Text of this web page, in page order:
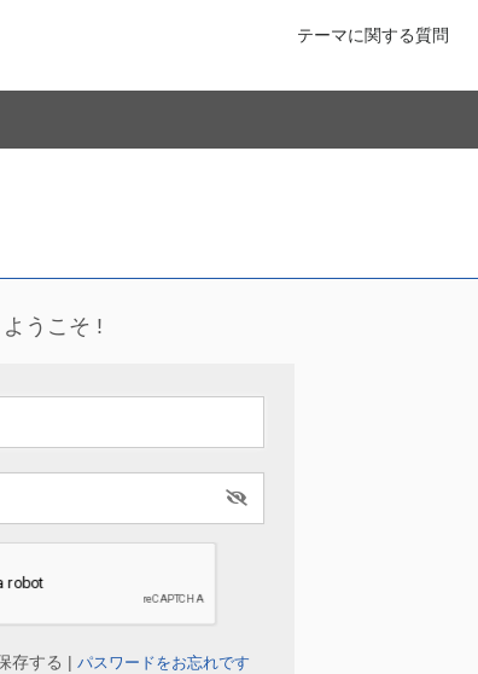
テーマに関する質問
ようこそ !
存する |パスワードをお忘れです